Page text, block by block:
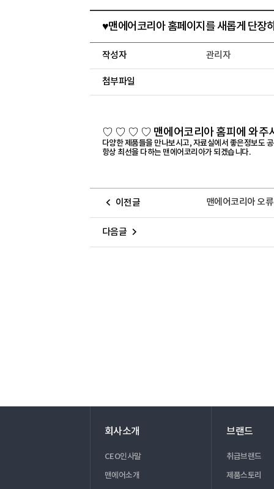
♥맨에어코리아 홈페이지를 새롭게 단장
작성자 관리자
첨부파일
♡ ♡ ♡ ♡ 맨에어코리아 홈피에 와주
다양한 제품들을 만나보시고, 자료실에서 좋은정보도
항상 최선을 다하는 맨에어코리아가 되겠습니다.
이전글 맨에어코리아 오
다음글
회사소개
CEO인사말
맨에어소개
브랜드
취급브랜드
제품스토리